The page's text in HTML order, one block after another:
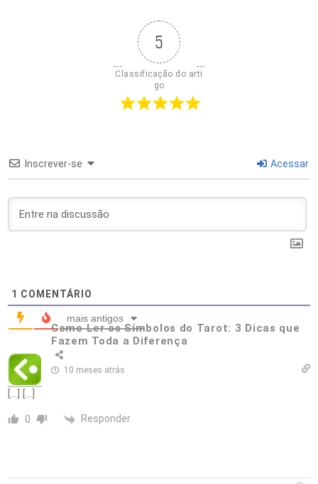
5
Classificação do arti
go
Inscrever-se Acessar
1 COMENTÁRIO
mais antigos
Como Ler os Símbolos do Tarot: 3 Dicas que
Fazem Toda a Diferença
10 meses atrás
[…] […]
0 Responder